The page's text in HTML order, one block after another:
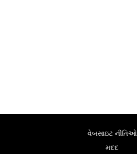
વેબસાઇટ નીતિઓ
મદદ